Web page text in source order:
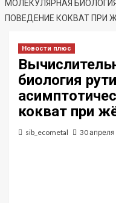
МОЛЕКУЛЯРНАЯ
ПОВЕДЕНИЕ КОКВАТ ПРИ
Новости плюс
биология
кокват при
sib_ecometal 30